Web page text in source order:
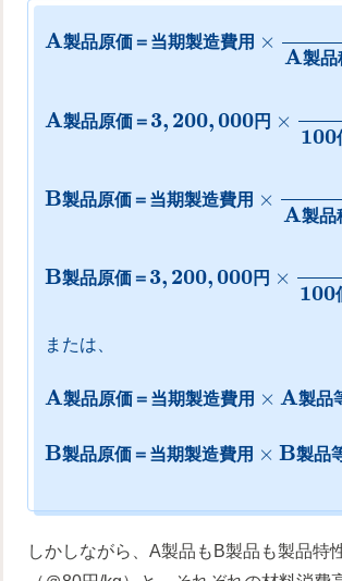
A製品原価＝ 当期製造費用 ×
A製品
A製品原価＝ 3, 200,000円 ×
100
B製品原価＝ 当期製造費用 ×
A製品
B製品原価＝ 3, 200,000円 ×
100
または、
A製品原価＝ 当期製造費用 × A製品
B製品原価＝ 当期製造費用 × B製品
しかしながら、A製品もB製品も製品特